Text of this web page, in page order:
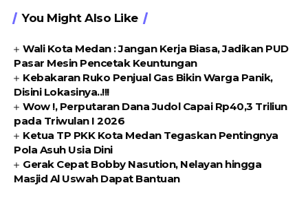
You Might Also Like
Wali Kota Medan : Jangan Kerja Biasa, Jadikan PUD
Pasar Mesin Pencetak Keuntungan
Kebakaran Ruko Penjual Gas Bikin Warga Panik,
Disini Lokasinya..!!!
Wow !, Perputaran Dana Judol Capai Rp40,3 Triliun
pada Triwulan I 2026
Ketua TP PKK Kota Medan Tegaskan Pentingnya
Pola Asuh Usia Dini
Gerak Cepat Bobby Nasution, Nelayan hingga
Masjid Al Uswah Dapat Bantuan